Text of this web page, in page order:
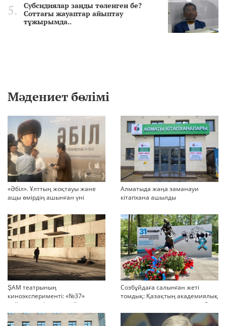
Субсидиялар заңды төленген бе?
Соттағы жауаптар айыптау
тұжырымда..
Мәдениет бөлімі
«Әбіл». Ұлттың жоқтауы және
ащы өмірдің ашынған үні
Алматыда жаңа заманауи
кітапхана ашылды
ŞAM театрының
киноэксперименті: «№37»
қойылымы фильмге айналды
Созбұйдаға салынған жеті
томдық: Қазақтың академиялық
тарихы қашан жарық көреді?